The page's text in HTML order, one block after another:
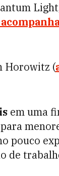
Horowitz (
em uma
pouco
de